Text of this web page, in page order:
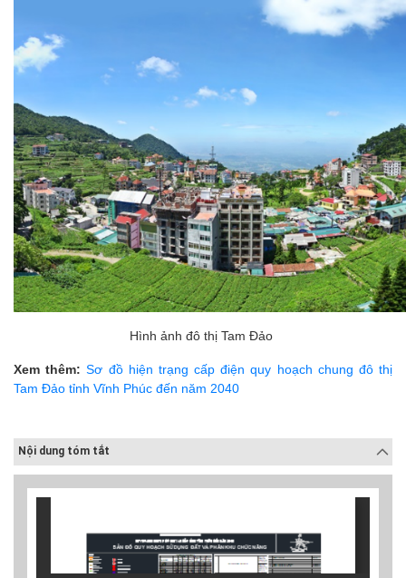
Hình ảnh đô thị Tam Đảo
Xem thêm:Sơ đồ hiện trạng cấp điện quy hoạch chung đô thị
Tam Đảo tỉnh Vĩnh Phúc đến năm 2040
Nội dung tóm tắt